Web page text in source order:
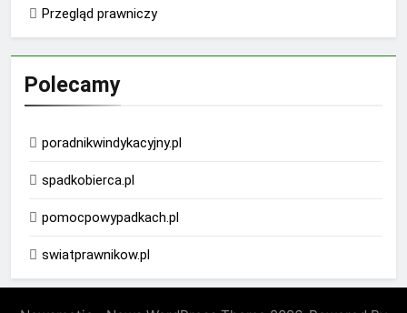
Przegląd prawniczy
Polecamy
poradnikwindykacyjny.pl
spadkobierca.pl
pomocpowypadkach.pl
swiatprawnikow.pl